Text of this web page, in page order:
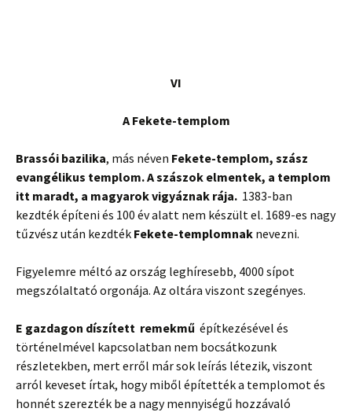
VI
A Fekete-templom
Brassói bazilika, más néven Fekete-templom, szász
evangélikus templom. A szászok elmentek, a templom
itt maradt, a magyarok vigyáznak rája. 1383-ban
kezdték építeni és 100 év alatt nem készült el. 1689-es nagy
tűzvész után kezdték Fekete-templomnak nevezni.
Figyelemre méltó az ország leghíresebb, 4000 sípot
megszólaltató orgonája. Az oltára viszont szegényes.
E gazdagon díszített remekmű építkezésével és
történelmével kapcsolatban nem bocsátkozunk
részletekben, mert erről már sok leírás létezik, viszont
arról keveset írtak, hogy miből építették a templomot és
honnét szerezték be a nagy mennyiségű hozzávaló